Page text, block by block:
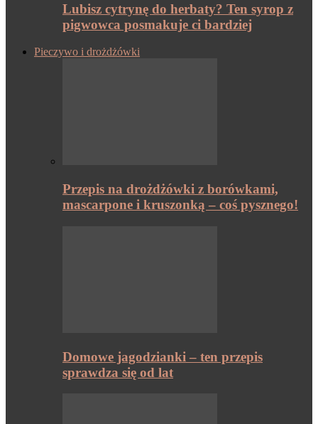
Lubisz cytrynę do herbaty? Ten syrop z
pigwowca posmakuje ci bardziej
Pieczywo i drożdżówki
Przepis na drożdżówki z borówkami,
mascarpone i kruszonką – coś pysznego!
Domowe jagodzianki – ten przepis
sprawdza się od lat